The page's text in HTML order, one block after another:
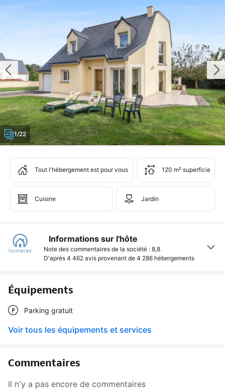
1/22
Tout l'hébergement est pour vous 120 m² superficie
Cuisine Jardin
Informations sur l'hôte
Note des commentaires de la société : 8,8
D'après 4 462 avis provenant de 4 286 hébergements
Équipements
Parking gratuit
Voir tous les équipements et services
Commentaires
Il n'y a pas encore de commentaires